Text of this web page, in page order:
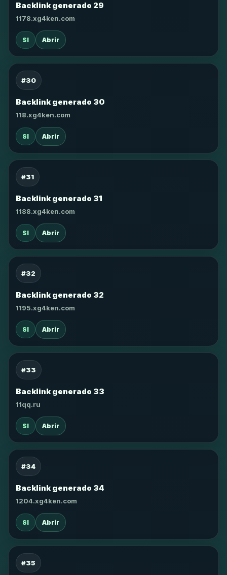
Backlink generado 29
1178.xg4ken.com
SI Abrir
#30
Backlink generado 30
118.xg4ken.com
SI Abrir
#31
Backlink generado 31
1188.xg4ken.com
SI Abrir
#32
Backlink generado 32
1195.xg4ken.com
SI Abrir
#33
Backlink generado 33
11qq.ru
SI Abrir
#34
Backlink generado 34
1204.xg4ken.com
SI Abrir
#35